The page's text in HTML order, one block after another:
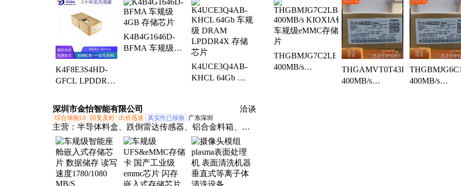
h5tq8g83amr、h5tc8g43amr、h5tq4g63afr、h5an8g6ncjr、
h5tc8g63amr、h5tc2g63ffr、h5anag6namr、spectekddr3、
h5an8g6nafr、h5tq8g83bmr、h5an8g4nafr、h5tc8g83amr、
h5tc4g63afr、h5an8g8nafr、h5tc4g83dfr、h5tc8g43bmr、
h5an8g8ncjr、h5an8g4ncjr
K4F8E3S4HD-
GFCL LPDDR4X
级芯片
K4B4G1646D-
BFMA 车规级
K4UCE3Q4AB-
KHCL 64Gb 车
电子产品设计研发、数模转换
THGBMJG7C2LBAC8
400MB/s
THGAMVT0T43BAA8
400MB/s
400MB/s
深圳市金怡智能有限公司 洽谈
综合体验L0 回复及时 出价迅速 真实性已核验 广东深圳
主营： 半导体料盒、跌倒雷达传感器、铝合金料箱、嵌
入式存储器、中风监测预防设备、零件盒、不锈钢金属
料盒、cnc机加工、led铝料盒、电池pack线、电池剥皮
机、分选机、电池分选机、电压内阻测试机、非标定
制、电池生产线、方形电池生产线、储能电池pack线、